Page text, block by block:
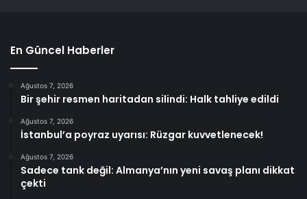
En Güncel Haberler
Ağustos 7, 2026
Bir şehir resmen haritadan silindi: Halk tahliye edildi
Ağustos 7, 2026
İstanbul’a poyraz uyarısı: Rüzgar kuvvetlenecek!
Ağustos 7, 2026
Sadece tank değil: Almanya’nın yeni savaş planı dikkat
çekti